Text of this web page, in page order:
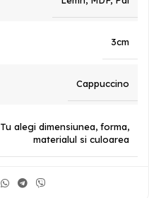
3cm
Cappuccino
Tu alegi dimensiunea, forma,
materialul si culoarea